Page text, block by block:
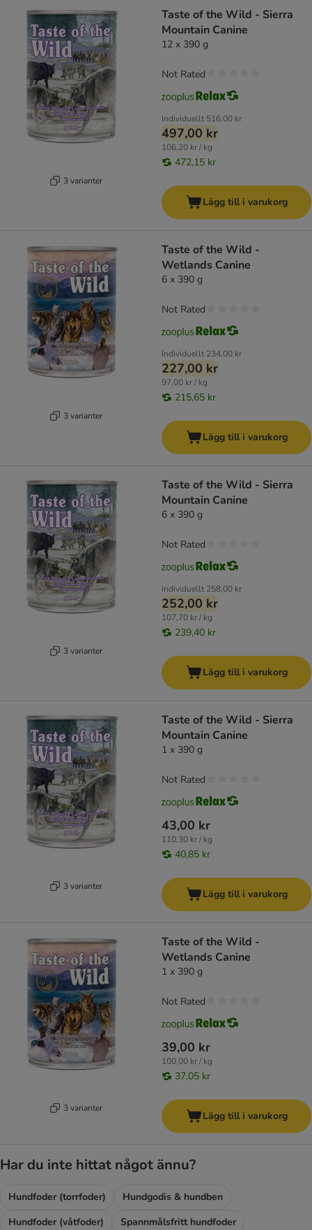
3 varianter
Taste of the Wild - Sierra
Mountain Canine
12 x 390 g
Individuellt 516,00 kr
497,00 kr
106,20 kr / kg
472,15 kr
Not Rated
Lägg till i varukorg
3 varianter
Taste of the Wild -
Wetlands Canine
6 x 390 g
Individuellt 234,00 kr
227,00 kr
97,00 kr / kg
215,65 kr
Not Rated
Lägg till i varukorg
3 varianter
Taste of the Wild - Sierra
Mountain Canine
6 x 390 g
Individuellt 258,00 kr
252,00 kr
107,70 kr / kg
239,40 kr
Not Rated
Lägg till i varukorg
3 varianter
Taste of the Wild - Sierra
Mountain Canine
1 x 390 g
43,00 kr
110,30 kr / kg
40,85 kr
Not Rated
Lägg till i varukorg
3 varianter
Taste of the Wild -
Wetlands Canine
1 x 390 g
39,00 kr
100,00 kr / kg
37,05 kr
Not Rated
Lägg till i varukorg
Har du inte hittat något ännu?
Hundfoder (torrfoder)
Hundgodis & hundben
Hundfoder (våtfoder)
Spannmålsfritt hundfoder